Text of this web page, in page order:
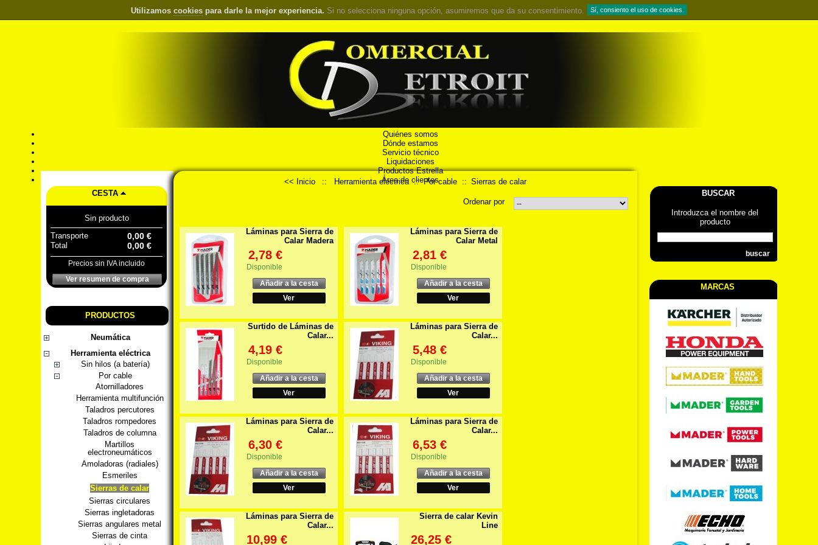
Utilizamos cookies para darle la mejor experiencia. Si no selecciona ninguna opción, asumiremos que da su consentimiento. Sí, consiento el uso de cookies.
Quiénes somos
Dónde estamos
Servicio técnico
Liquidaciones
Productos Estrella
Área de clientes
CESTA
Sin producto
Transporte
0,00 €
Total 0,00 €
Precios sin IVA incluido
Ver resumen de compra
PRODUCTOS
Neumática
Herramienta eléctrica
Sin hilos (a batería)
Por cable
Atornilladores
Herramienta multifunción
Taladros percutores
Taladros rompedores
Taladros de columna
Martillos
electroneumáticos
Amoladoras (radiales)
Esmeriles
Sierras de calar
Sierras circulares
Sierras ingletadoras
Sierras angulares metal
Sierras de cinta
<< Inicio :: Herramienta eléctrica :: Por cable :: Sierras de calar
Ordenar por
Láminas para Sierra de
Calar Madera
2,78 €
Disponible
Añadir a la cesta
Ver
Láminas para Sierra de
Calar Metal
2,81 €
Disponible
Añadir a la cesta
Ver
Surtido de Láminas de
Calar...
4,19 €
Disponible
Añadir a la cesta
Ver
Láminas para Sierra de
Calar...
5,48 €
Disponible
Añadir a la cesta
Ver
Láminas para Sierra de
Calar...
6,30 €
Disponible
Añadir a la cesta
Ver
Láminas para Sierra de
Calar...
6,53 €
Disponible
Añadir a la cesta
Ver
Láminas para Sierra de
Calar...
10,99 €
Sierra de calar Kevin
Line
26,25 €
BUSCAR
Introduzca el nombre del
producto
MARCAS